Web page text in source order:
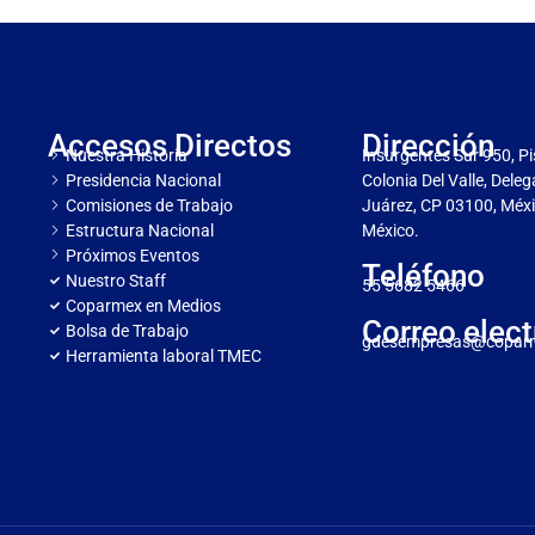
Accesos Directos
Nuestra Historia
Presidencia Nacional
Comisiones de Trabajo
Estructura Nacional
Próximos Eventos
Nuestro Staff
Coparmex en Medios
Bolsa de Trabajo
Herramienta laboral TMEC
Dirección
Insurgentes Sur 950,
Colonia Del Valle,
Juárez, CP 03100,
México.
Teléfono
55 5682 5466
Correo